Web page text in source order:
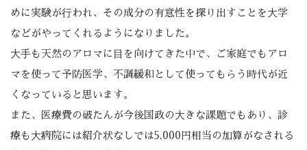
めに実験が⾏われ、その成分の有意性を探り出すことを⼤学
などがやってくれるようになりました。
⼤⼿も天然のアロマに⽬を向けてきた中で、ご家庭でもアロ
マを使って予防医学、不調緩和として使ってもらう時代が近
くなっていると思います。
また、医療費の破たんが今後国政の⼤きな課題でもあり、診
療も⼤病院には紹介状なしでは5,000円相当の加算がなされる